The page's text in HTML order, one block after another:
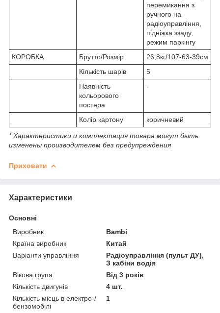
перемикання з
ручного на
радіоуправління,
підніжка ззаду,
режим паркінгу
КОРОБКА
Брутто/Розмір
26,8кг/107-63-39см
Кількість шарів
5
Наявність
кольорового
постера
-
Колір картону коричневий
* Характеристики и комплектация товара могут быть
изменены производителем без предупреждения
Приховати
Характеристики
Основні
Виробник
Bambi
Країна виробник
Китай
Варіанти управління
Радіоуправління (пульт ДУ),
З кабіни водія
Вікова група
Від 3 років
Кількість двигунів
4 шт.
Кількість місць в електро-/
бензомобілі
1